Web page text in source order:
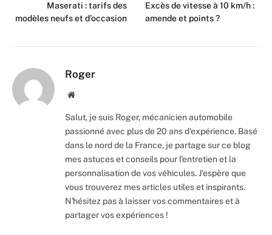
Maserati : tarifs des
modèles neufs et d’occasion
Excès de vitesse à 10 km/h :
amende et points ?
Roger
Website
Salut, je suis Roger, mécanicien automobile
passionné avec plus de 20 ans d'expérience. Basé
dans le nord de la France, je partage sur ce blog
mes astuces et conseils pour l'entretien et la
personnalisation de vos véhicules. J'espère que
vous trouverez mes articles utiles et inspirants.
N'hésitez pas à laisser vos commentaires et à
partager vos expériences !